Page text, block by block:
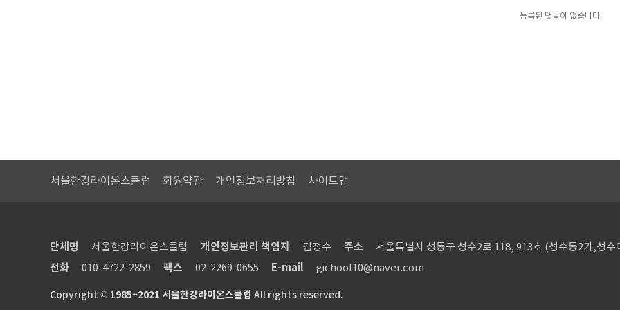
등록된 댓글이 없습니다.
서울한강라이온스클럽 회원약관 개인정보처리방침 사이트맵
단체명 서울한강라이온스클럽 개인정보관리 책임자 김정수 주소
서울특별시 성동구 성수2로 118, 913호 (성수동2가,성수
전화
010-4722-2859 팩스 02-2269-0655 E-mail gichool10@naver.com
Copyright © 1985~2021 서울한강라이온스클럽 All rights reserved.